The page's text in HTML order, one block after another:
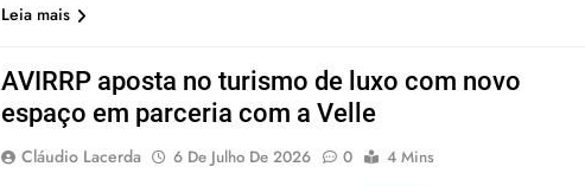
Leia mais
AVIRRP aposta no turismo de luxo com novo
espaço em parceria com a Velle
Cláudio Lacerda 6 De Julho De 2026 0 4 Mins